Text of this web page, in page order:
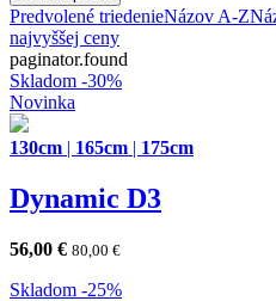
Predvolené triedenieNázov A-Z
najvyššej ceny
paginator.found
Skladom -30%
Novinka
130cm | 165cm | 175cm
Dynamic D3
56,00 € 80,00 €
Skladom -25%